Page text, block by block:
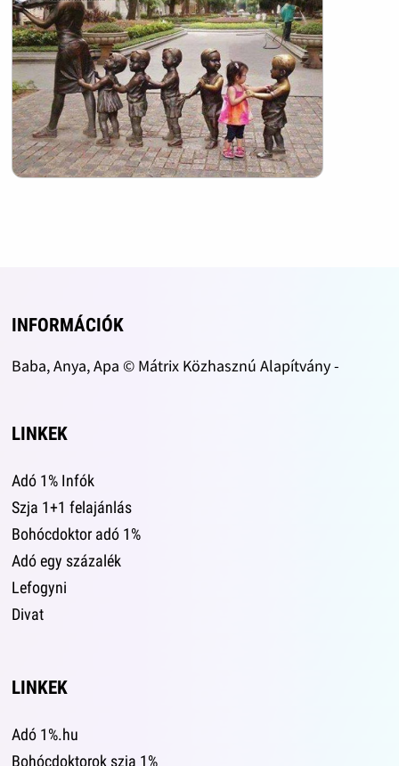
INFORMÁCIÓK
Baba, Anya, Apa © Mátrix Közhasznú Alapítvány -
LINKEK
Adó 1% Infók
Szja 1+1 felajánlás
Bohócdoktor adó 1%
Adó egy százalék
Lefogyni
Divat
LINKEK
Adó 1%.hu
Bohócdoktorok szja 1%